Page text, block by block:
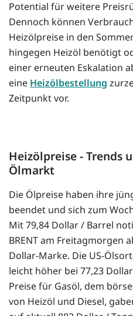
Potential für weitere
Dennoch können
Heizölpreise in den
hingegen Heizöl benötigt
einer erneuten Eskalation
eine Heizölbestellung
Zeitpunkt vor.
Heizölpreise - Trends
Ölmarkt
Die Ölpreise haben ihre
beendet und sich zum
Mit 79,84 Dollar / Barrel
BRENT am Freitagmorgen
Dollar-Marke. Die US-
leicht höher bei 77,23
Preise für Gasöl, dem
von Heizöl und Diesel,